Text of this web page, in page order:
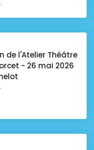
de l'Atelier Théâtre
- 26 mai 2026